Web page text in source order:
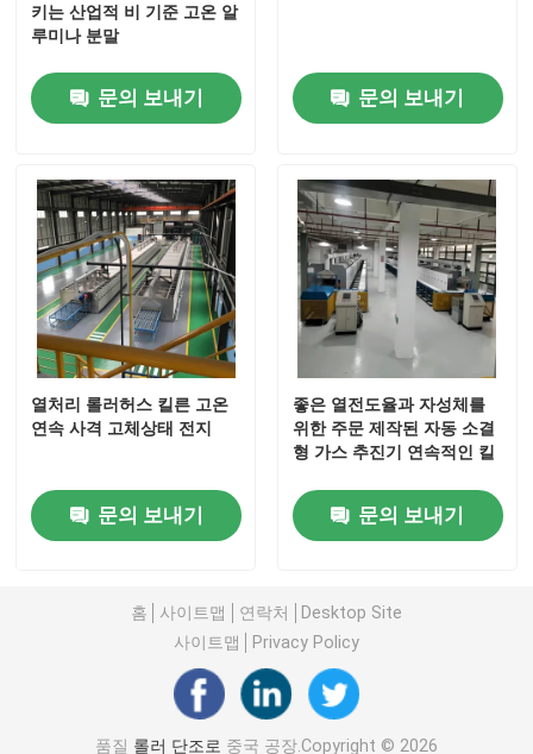
우리에 대하여
키는 산업적 비 기준 고온 알
루미나 분말
문의 보내기 문의 보내기
열처리 롤러허스 킬른 고온
연속 사격 고체상태 전지
문의 보내기
좋은 열전도율과 자성체를
위한 주문 제작된 자동 소결
형 가스 추진기 연속적인 킬
문의 보내기
홈 사이트맵 연락처
Desktop Site
사이트맵
Privacy Policy
품질 롤러 단조로 중국 공장.Copyright © 2026